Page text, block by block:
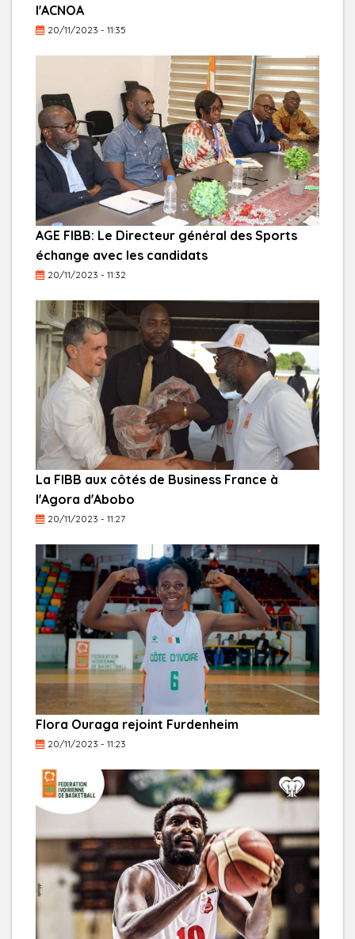
l'ACNOA
20/11/2023 - 11:35
AGE FIBB: Le Directeur général des Sports
échange avec les candidats
20/11/2023 - 11:32
La FIBB aux côtés de Business France à
l'Agora d'Abobo
20/11/2023 - 11:27
Flora Ouraga rejoint Furdenheim
20/11/2023 - 11:23